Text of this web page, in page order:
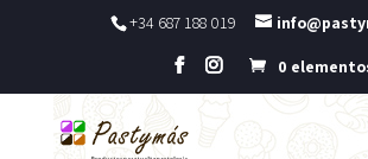
+34 687 188 019
0